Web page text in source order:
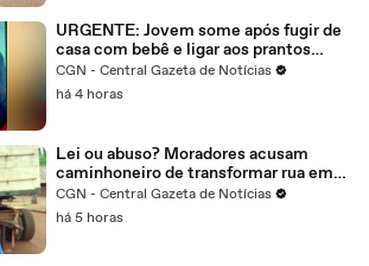
URGENTE: Jovem some após fugir de
casa com bebê e ligar aos prantos
dizendo estar sendo violentada
CGN - Central Gazeta de Notícias
há 4 horas
Lei ou abuso? Moradores acusam
caminhoneiro de transformar rua em
garagem particular
CGN - Central Gazeta de Notícias
há 5 horas